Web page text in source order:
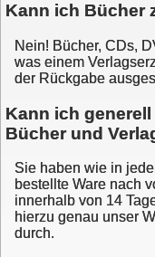
Kann ich Bücher
Nein! Bücher, CDs,
was einem
der Rückgabe
Kann ich
Bücher und
Sie haben wie in
bestellte Ware nach
innerhalb von 14
hierzu genau unser
durch.